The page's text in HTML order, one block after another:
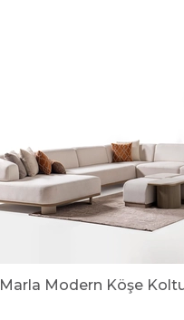
Marla Modern Köşe